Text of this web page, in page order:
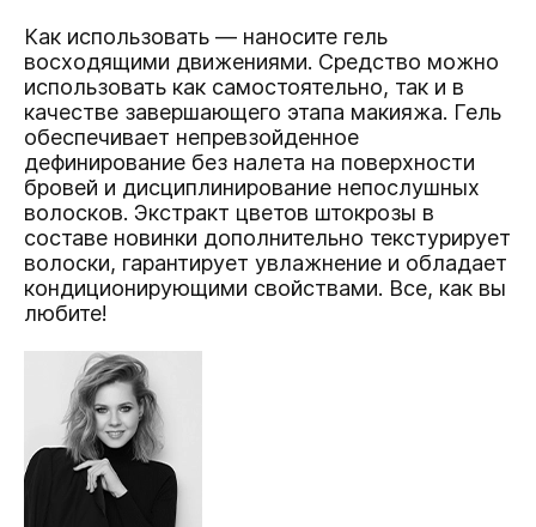
Как использовать — наносите гель
восходящими движениями. Средство можно
использовать как самостоятельно, так и в
качестве завершающего этапа макияжа. Гель
обеспечивает непревзойденное
дефинирование без налета на поверхности
бровей и дисциплинирование непослушных
волосков. Экстракт цветов штокрозы в
составе новинки дополнительно текстурирует
волоски, гарантирует увлажнение и обладает
кондиционирующими свойствами. Все, как вы
любите!